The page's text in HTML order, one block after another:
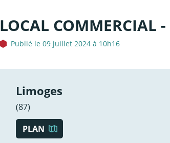
LOCAL COMMERCIAL
Publié le 09 juillet 2024 à 10h16
Limoges
(87)
PLAN